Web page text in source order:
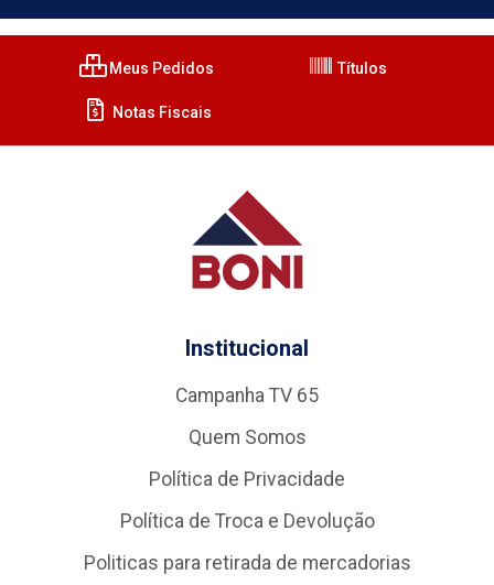
Meus Pedidos Títulos
Notas Fiscais
Institucional
Campanha TV 65
Quem Somos
Política de Privacidade
Política de Troca e Devolução
Politicas para retirada de mercadorias